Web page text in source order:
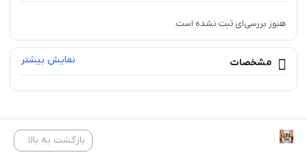
تولید شده و محصول کشور فرانسه میباشد. برای نگهداری دستکش لطفا
آن را داخل کیسه مخصوص خود و در جای خشک و خنک نگهداری کنید.
ویژگی های دستکش ایمنی عایق برقregeltex کلاس00: دستکش ایمنی
برای دیدن سایر دستکش هاس عایق برق و کفش عایق برق و کلاه عایق
برق با قیمت رقابتی و کیفیتی بی نظیر روی کلمات کلیک کنید لطفا. زارا
هنوز بررسی‌ای ثبت نشده است.
مشخصات نمایش بیشتر
بازگشت به بالا